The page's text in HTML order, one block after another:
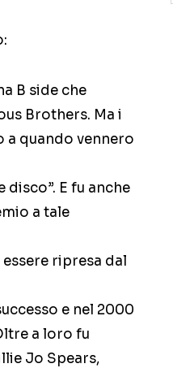
B side che
Brothers. Ma i
a quando vennero
E fu anche
a tale
ripresa dal
e nel 2000
a loro fu
Jo Spears,